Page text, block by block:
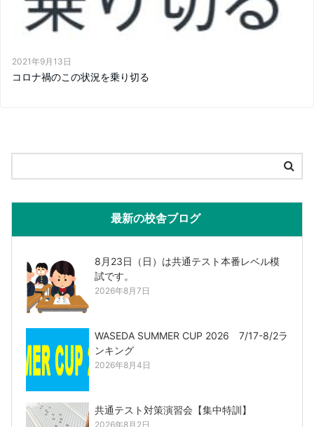
2021年9月13日
コロナ禍のこの状況を乗り切る
最新の校舎ブログ
8月23日（日）は共通テスト本番レベル模
試です。
2026年8月7日
WASEDA SUMMER CUP 2026 7/17-8/2ラ
ンキング
2026年8月4日
共通テスト対策演習会【集中特訓】
2026年8月2日